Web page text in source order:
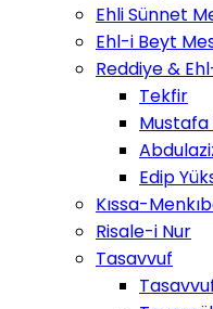
Ehli Sünnet
Ehl-i Beyt
Reddiye &
Tekfir
Edip
Kıssa-
Risale-i Nur
Tasavvuf